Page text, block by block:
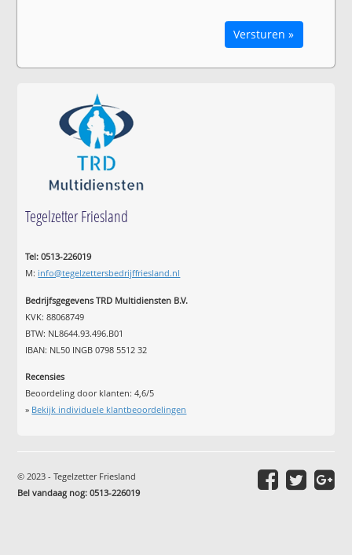
Versturen »
Tegelzetter Friesland
Tel: 0513-226019
M: info@tegelzettersbedrijffriesland.nl
Bedrijfsgegevens TRD Multidiensten B.V.
KVK: 88068749
BTW: NL8644.93.496.B01
IBAN: NL50 INGB 0798 5512 32
Recensies
Beoordeling door klanten:4,6/5
» Bekijk individuele klantbeoordelingen
© 2023 - Tegelzetter Friesland
Bel vandaag nog: 0513-226019